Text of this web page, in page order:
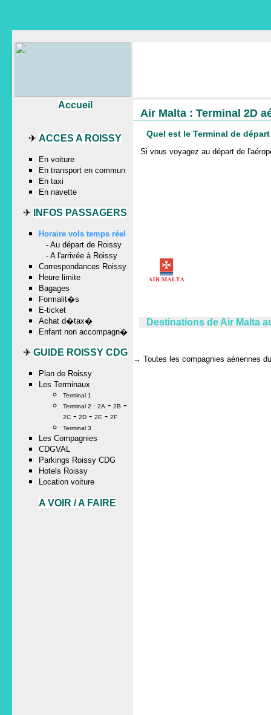
Air Malta : Terminal 2D
Quel est le Terminal de
Si vous voyagez au départ de
Destinations de Air Malta
→ Toutes les compagnies aériennes
Accueil
✈ ACCES A ROISSY
En voiture
En transport en commun
En taxi
En navette
✈ INFOS PASSAGERS
Horaire vols temps réel
- Au départ de Roissy
- A l'arrivée à Roissy
Correspondances Roissy
Heure limite
Bagages
Formalit�s
E-ticket
Achat d�tax�
Enfant non accompagn�
✈ GUIDE ROISSY CDG
Plan de Roissy
Les Terminaux
Terminal 1
Terminal 2 : 2A - 2B -
2C - 2D - 2E - 2F
Terminal 3
Les Compagnies
CDGVAL
Parkings Roissy CDG
Hotels Roissy
Location voiture
A VOIR / A FAIRE